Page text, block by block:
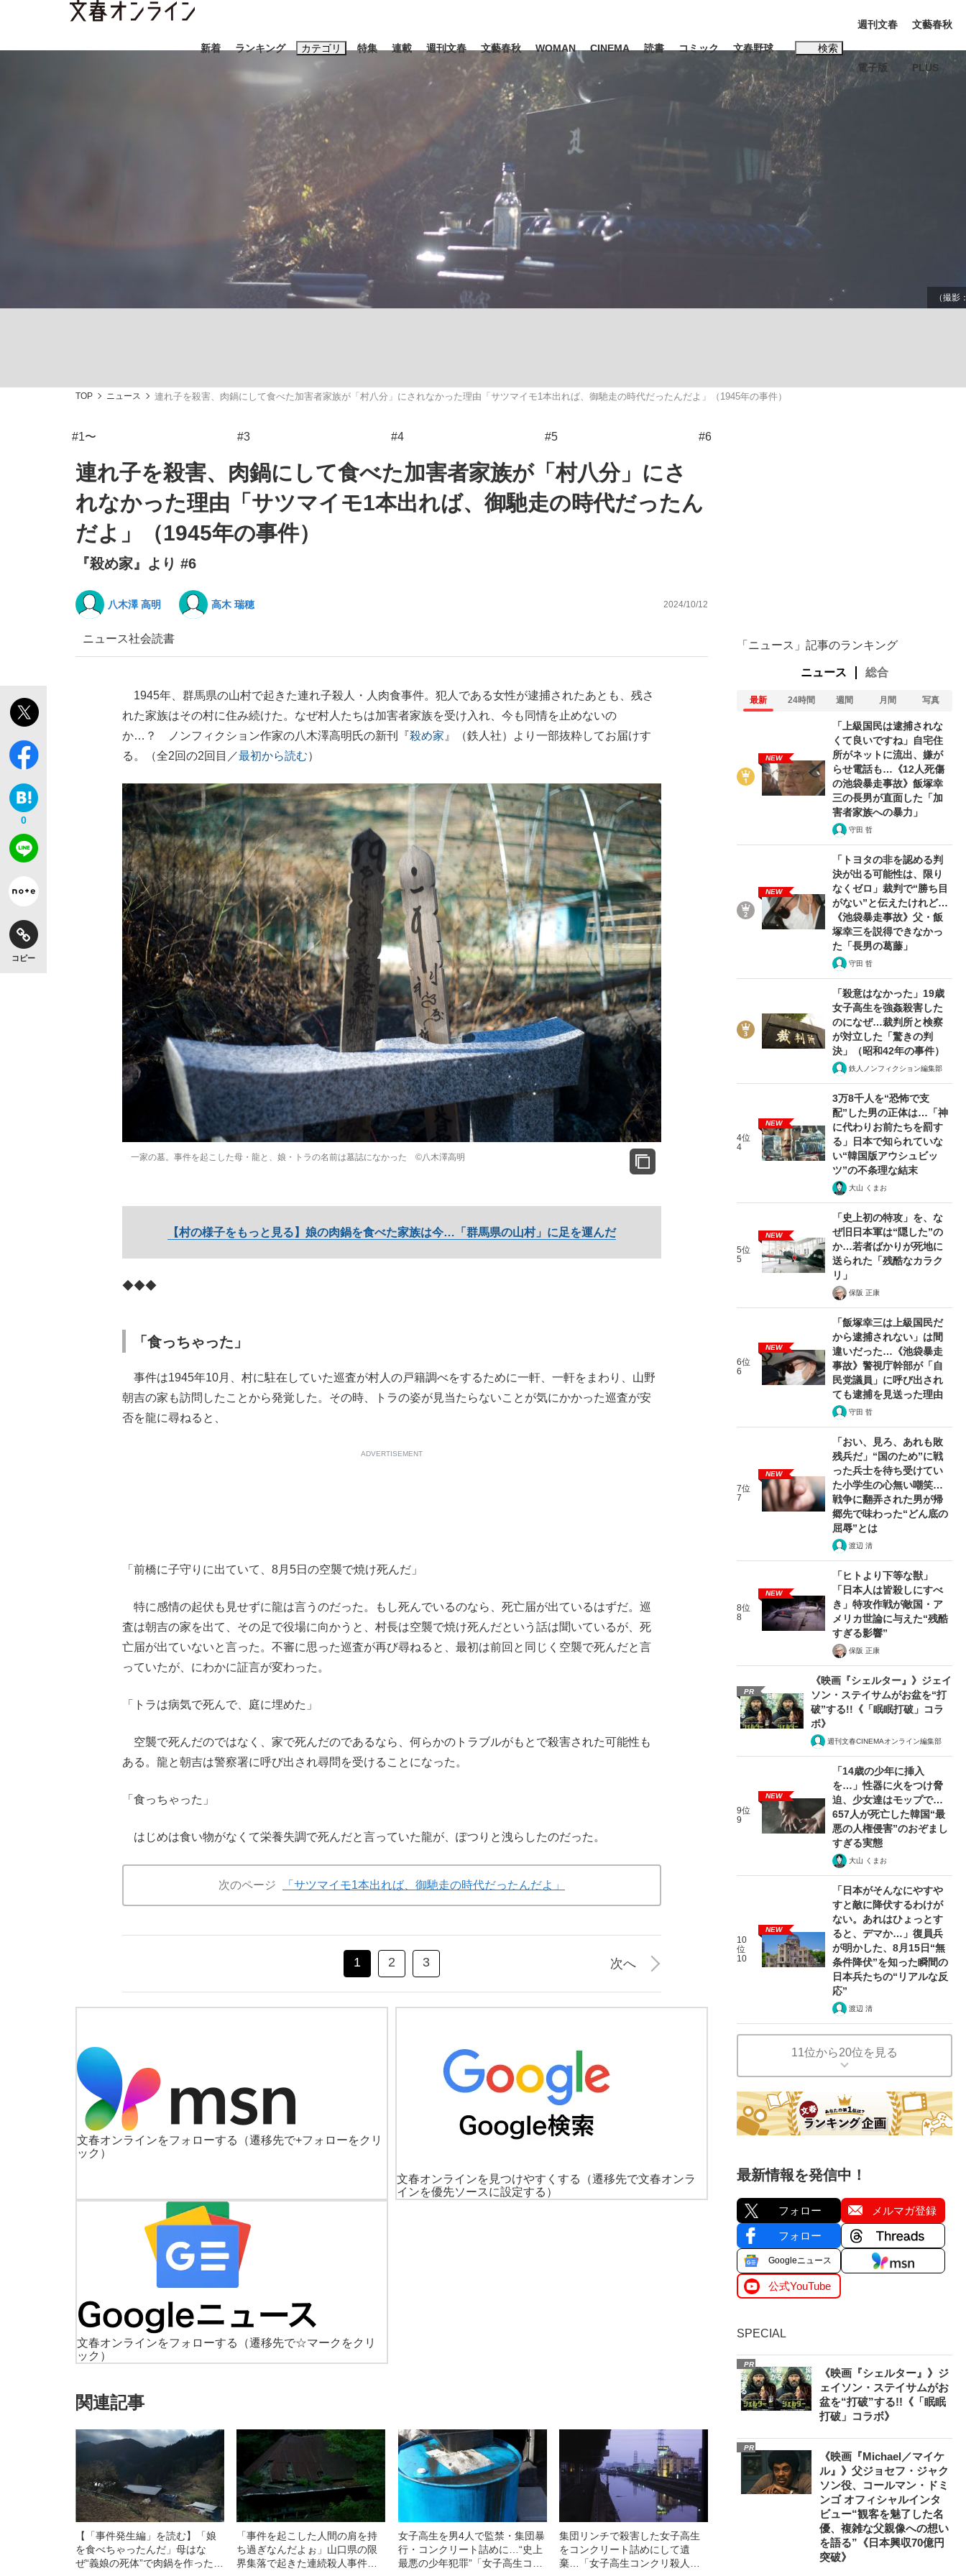
新着 ランキング カテゴリ
ニュース ライフ ビジネス 読書
「90%は失敗する。でも…」本田圭佑が初めて明かした日本代表監督に... 「最悪の空気のまま解散」WBC日本代表“敗戦”の真実 選手が明かす...
特集 連載 週刊文春 文藝春秋 WOMAN CINEMA 読書 コミック 文春野球 検索
キーワード入力
おすすめのキーワードタグ一覧
#藤田晋 #三山凌輝 #後藤真希 #森岡毅
#玉木雄一郎
#亀和田武
週刊文春
電子版
文藝春秋
PLUS
TOP ニュース 連れ子を殺害、肉鍋にして食べた加害者家族が「村八分」にされなかった理由「サツマイモ1本出れば、御馳走の時代だったんだよ」（1945年の事件）
#1〜 #3 #4 #5 #6
連れ子を殺害、肉鍋にして食べた加害者家族が「村八分」にさ
れなかった理由「サツマイモ1本出れば、御馳走の時代だったん
だよ」（1945年の事件）
『殺め家』より #6
八木澤 高明 高木 瑞穂 2024/10/12
ニュース社会読書
0
コピー
1945年、群馬県の山村で起きた連れ子殺人・人肉食事件。犯人である女性が逮捕されたあとも、残さ
れた家族はその村に住み続けた。なぜ村人たちは加害者家族を受け入れ、今も同情を止めないの
か…？ ノンフィクション作家の八木澤高明氏の新刊『殺め家 』（鉄人社）より一部抜粋してお届けす
る。（全2回の2回目／最初から読む）
一家の墓。事件を起こした母・龍と、娘・トラの名前は墓誌になかった ©️八木澤高明
【村の様子をもっと見る】娘の肉鍋を食べた家族は今…「群馬県の山村」に足を運んだ
◆◆◆
「食っちゃった」
事件は1945年10月、村に駐在していた巡査が村人の戸籍調べをするために一軒、一軒をまわり、山野
朝吉の家も訪問したことから発覚した。その時、トラの姿が見当たらないことが気にかかった巡査が安
否を龍に尋ねると、
ADVERTISEMENT
「前橋に子守りに出ていて、8月5日の空襲で焼け死んだ」
特に感情の起伏も見せずに龍は言うのだった。もし死んでいるのなら、死亡届が出ているはずだ。巡
査は朝吉の家を出て、その足で役場に向かうと、村長は空襲で焼け死んだという話は聞いているが、死
亡届が出ていないと言った。不審に思った巡査が再び尋ねると、最初は前回と同じく空襲で死んだと言
っていたが、にわかに証言が変わった。
「トラは病気で死んで、庭に埋めた」
空襲で死んだのではなく、家で死んだのであるなら、何らかのトラブルがもとで殺害された可能性も
ある。龍と朝吉は警察署に呼び出され尋問を受けることになった。
「食っちゃった」
はじめは食い物がなくて栄養失調で死んだと言っていた龍が、ぽつりと洩らしたのだった。
次のページ 「サツマイモ1本出れば、御馳走の時代だったんだよ」
1 2 3 次へ
文春オンラインをフォローする
（遷移先で+フォローをクリ
ック）
文春オンラインを見つけやすくする
（遷移先で文春オンラ
インを優先ソースに設定する）
文春オンラインをフォローする
（遷移先で☆マークをクリ
ック）
関連記事
【「事件発生編」を読む】「娘
を食べちゃったんだ」母はな
ぜ“義娘の死体”で肉鍋を作ったの
「事件を起こした人間の肩を持
ち過ぎなんだよぉ」山口県の限
界集落で起きた連続殺人事件…
女子高生を男4人で監禁・集団暴
行・コンクリート詰めに…“史上
最悪の少年犯罪”「女子高生コン
集団リンチで殺害した女子高生
をコンクリート詰めにして遺
棄…「女子高生コンクリ殺人事
「ニュース」記事のランキング
ニュース 総合
最新 24時間 週間 月間 写真
NEW
「上級国民は逮捕されな
くて良いですね」自宅住
所がネットに流出、嫌が
らせ電話も…《12人死傷
の池袋暴走事故》飯塚幸
三の長男が直面した「加
害者家族への暴力」
守田 哲
NEW
「トヨタの非を認める判
決が出る可能性は、限り
なくゼロ」裁判で“勝ち目
がない”と伝えたけれど…
《池袋暴走事故》父・飯
塚幸三を説得できなかっ
た「長男の葛藤」
守田 哲
「殺意はなかった」19歳
女子高生を強姦殺害した
のになぜ…裁判所と検察
が対立した「驚きの判
決」（昭和42年の事件）
鉄人ノンフィクション編集部
4位
4
NEW
3万8千人を“恐怖で支
配”した男の正体は…「神
に代わりお前たちを罰す
る」日本で知られていな
い“韓国版アウシュビッ
ツ”の不条理な結末
大山 くまお
5位
5
NEW
「史上初の特攻」を、な
ぜ旧日本軍は“隠した”の
か…若者ばかりが死地に
送られた「残酷なカラク
リ」
保阪 正康
6位
6
NEW
「飯塚幸三は上級国民だ
から逮捕されない」は間
違いだった…《池袋暴走
事故》警視庁幹部が「自
民党議員」に呼び出され
ても逮捕を見送った理由
守田 哲
7位
7
NEW
「おい、見ろ、あれも敗
残兵だ」“国のため”に戦
った兵士を待ち受けてい
た小学生の心無い嘲笑…
戦争に翻弄された男が帰
郷先で味わった“どん底の
屈辱”とは
渡辺 清
8位
8
NEW
「ヒトより下等な獣」
「日本人は皆殺しにすべ
き」特攻作戦が敵国・ア
メリカ世論に与えた“残酷
すぎる影響”
保阪 正康
PR
《映画『シェルター』》ジェイ
ソン・ステイサムがお盆を“打
破”する!!《「眠眠打破」コラ
ボ》
週刊文春CINEMAオンライン編集部
9位
9
NEW
「14歳の少年に挿入
を…」性器に火をつけ脅
迫、少女達はモップで…
657人が死亡した韓国“最
悪の人権侵害”のおぞまし
すぎる実態
大山 くまお
10
位
10
NEW
「日本がそんなにやすや
すと敵に降伏するわけが
ない。あれはひょっとす
ると、デマか…」復員兵
が明かした、8月15日“無
条件降伏”を知った瞬間の
日本兵たちの“リアルな反
応”
渡辺 清
11位から20位を見る
最新情報を発信中！
フォロー メルマガ登録
フォロー
Googleニュース
公式YouTube
SPECIAL
PR
《映画『シェルター』》ジ
ェイソン・ステイサムがお
盆を“打破”する!!《「眠眠
打破」コラボ》
PR
《映画『Michael／マイケ
ル』》父ジョセフ・ジャク
ソン役、コールマン・ドミ
ンゴ オフィシャルインタ
ビュー“観客を魅了した名
優、複雑な父親像への想い
を語る”《日本興収70億円
突破》